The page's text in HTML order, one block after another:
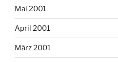
Mai 2001
April 2001
März 2001